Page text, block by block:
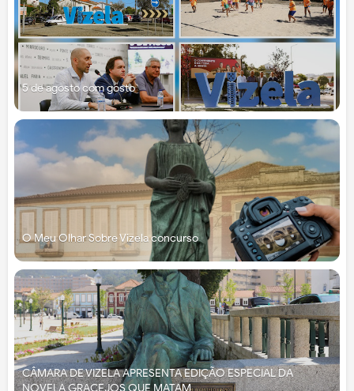
5 de agosto com gosto
O Meu Olhar Sobre Vizela concurso
CÂMARA DE VIZELA APRESENTA EDIÇÃO ESPECIAL DA